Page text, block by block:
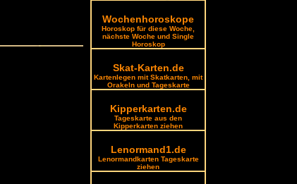
Wochenhoroskope
Horoskop für diese Woche,
nächste Woche und Single
Horoskop
Skat-Karten.de
Kartenlegen mit Skatkarten, mit
Orakeln und Tageskarte
Kipperkarten.de
Tageskarte aus den
Kipperkarten ziehen
Lenormand1.de
Lenormandkarten Tageskarte
ziehen